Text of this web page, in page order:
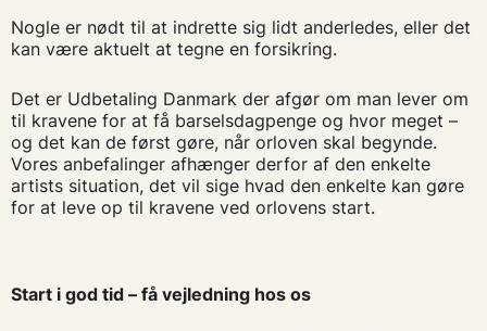
Nogle er nødt til at indrette sig lidt anderledes, eller det
kan være aktuelt at tegne en forsikring.
Det er Udbetaling Danmark der afgør om man lever om
til kravene for at få barselsdagpenge og hvor meget –
og det kan de først gøre, når orloven skal begynde.
Vores anbefalinger afhænger derfor af den enkelte
artists situation, det vil sige hvad den enkelte kan gøre
for at leve op til kravene ved orlovens start.
Start i god tid – få vejledning hos os